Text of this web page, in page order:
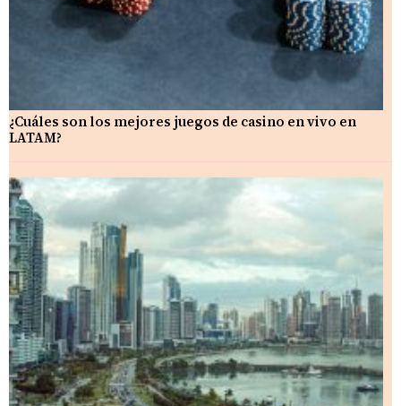
¿Cuáles son los mejores juegos de casino en vivo en
LATAM?